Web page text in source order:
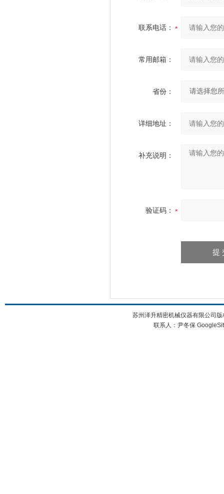
联系电话：
常用邮箱：
省份：
详细地址：
补充说明：
验证码：
苏州泽升精密机械仪器有限公司
联系人：尹冬保